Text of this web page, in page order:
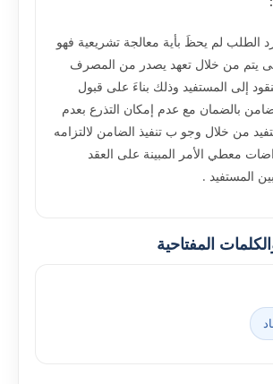
الطلب لم يحظَ بأية معالجة تشريعية فهو
يتم من خلال تعهد يصدر من المصرف
إلى المستفيد وذلك بناءَ على قبول
بالضمان مع عدم إمكان التذرع بعدم
من خلال وجو ب تنفيذ الضامن لالتزامه
معطي الأمر المبينة على العقد
المستفيد .
المفتاحية